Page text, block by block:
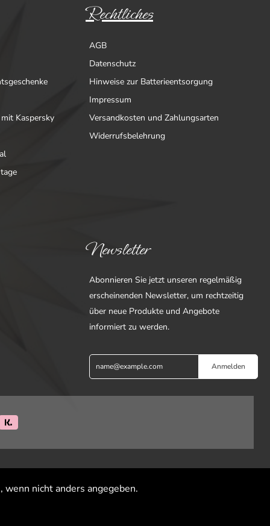
Kaspersky
Rechtliches
AGB
Datenschutz
Hinweise zur Batterieentsorgung
Impressum
Versandkosten und Zahlungsarten
Widerrufsbelehrung
Newsletter
Abonnieren Sie jetzt unseren regelmäßig
erscheinenden Newsletter, um rechtzeitig
über neue Produkte und Angebote
informiert zu werden.
Anmelden
nicht anders angegeben.